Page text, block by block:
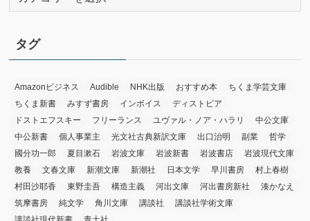
リ
ー
タグ
Amazonビジネス Audible NHK出版 おすすめ本
ちくま学芸文庫
ちくま新書
みすず書房 インボイス
ディストピア
ドストエフスキー
フリーランス ユヴァル・ノア・ハラリ
中公文庫
中公新書
個人事業主 光文社古典新訳文庫 出口治明 副業
哲学
國分功一郎
夏目漱石 岩波文庫 岩波新書 岩波書店
岩波現代文庫
教養
文春文庫 新潮文庫 新潮社 日本文学 早川書房
村上春樹
村田沙耶香
東野圭吾 構造主義 河出文庫 河出書房新社
湊かなえ
筑摩書房
純文学 角川文庫 講談社
講談社学術文庫